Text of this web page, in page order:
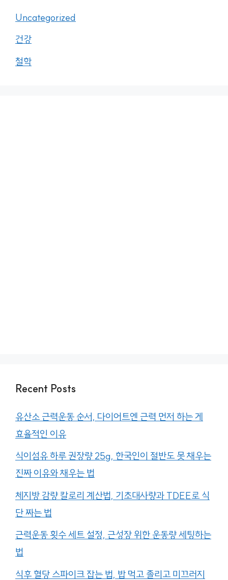
Uncategorized
건강
철학
Recent Posts
유산소 근력운동 순서, 다이어트엔 근력 먼저 하는 게
효율적인 이유
식이섬유 하루 권장량 25g, 한국인이 절반도 못 채우는
진짜 이유와 채우는 법
체지방 감량 칼로리 계산법, 기초대사량과 TDEE로 식
단 짜는 법
근력운동 횟수 세트 설정, 근성장 위한 운동량 세팅하는
법
식후 혈당 스파이크 잡는 법, 밥 먹고 졸리고 미끄러지